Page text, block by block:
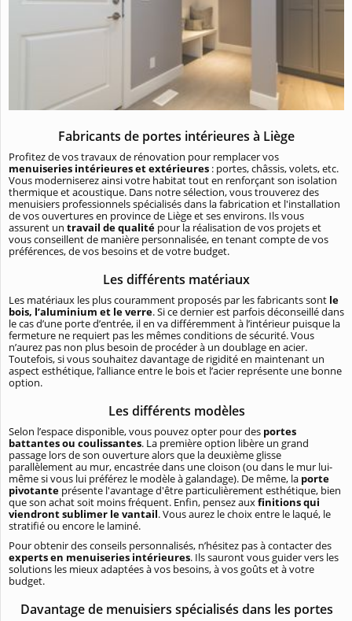
Fabricants de portes intérieures à Liège
Profitez de vos travaux de rénovation pour remplacer vos
menuiseries intérieures et extérieures : portes, châssis, volets, etc.
Vous moderniserez ainsi votre habitat tout en renforçant son isolation
thermique et acoustique. Dans notre sélection, vous trouverez des
menuisiers professionnels spécialisés dans la fabrication et l'installation
de vos ouvertures en province de Liège et ses environs. Ils vous
assurent un travail de qualité pour la réalisation de vos projets et
vous conseillent de manière personnalisée, en tenant compte de vos
préférences, de vos besoins et de votre budget.
Les différents matériaux
Les matériaux les plus couramment proposés par les fabricants sont le
bois, l’aluminium et le verre. Si ce dernier est parfois déconseillé dans
le cas d’une porte d’entrée, il en va différemment à l’intérieur puisque la
fermeture ne requiert pas les mêmes conditions de sécurité. Vous
n’aurez pas non plus besoin de procéder à un doublage en acier.
Toutefois, si vous souhaitez davantage de rigidité en maintenant un
aspect esthétique, l’alliance entre le bois et l’acier représente une bonne
option.
Les différents modèles
Selon l’espace disponible, vous pouvez opter pour des portes
battantes ou coulissantes. La première option libère un grand
passage lors de son ouverture alors que la deuxième glisse
parallèlement au mur, encastrée dans une cloison (ou dans le mur lui-
même si vous lui préférez le modèle à galandage). De même, la porte
pivotante présente l'avantage d'être particulièrement esthétique, bien
que son achat soit moins fréquent. Enfin, pensez auxfinitions qui
viendront sublimer le vantail. Vous aurez le choix entre le laqué, le
stratifié ou encore le laminé.
Pour obtenir des conseils personnalisés, n’hésitez pas à contacter des
experts en menuiseries intérieures. Ils sauront vous guider vers les
solutions les mieux adaptées à vos besoins, à vos goûts et à votre
budget.
Davantage de menuisiers spécialisés dans les portes